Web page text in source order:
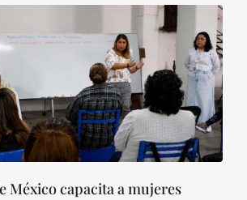
México capacita a mujeres